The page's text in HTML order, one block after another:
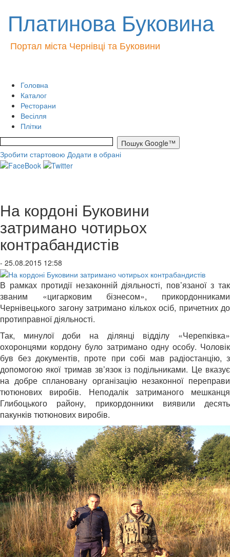
Платинова Буковина
Портал міста Чернівці та Буковини
Головна
Каталог
Ресторани
Весілля
Плітки
Зробити стартовою Додати в обрані
На кордоні Буковини
затримано чотирьох
контрабандистів
- 25.08.2015 12:58
В рамках протидії незаконній діяльності, пов’язаної з так
званим «цигарковим бізнесом», прикордонниками
Чернівецького загону затримано кількох осіб, причетних до
протиправної діяльності.
Так, минулої доби на ділянці відділу «Черепківка»
охоронцями кордону було затримано одну особу. Чоловік
був без документів, проте при собі мав радіостанцію, з
допомогою якої тримав зв’язок із подільниками. Це вказує
на добре сплановану організацію незаконної переправи
тютюнових виробів. Неподалік затриманого мешканця
Глибоцького району, прикордонники виявили десять
пакунків тютюнових виробів.